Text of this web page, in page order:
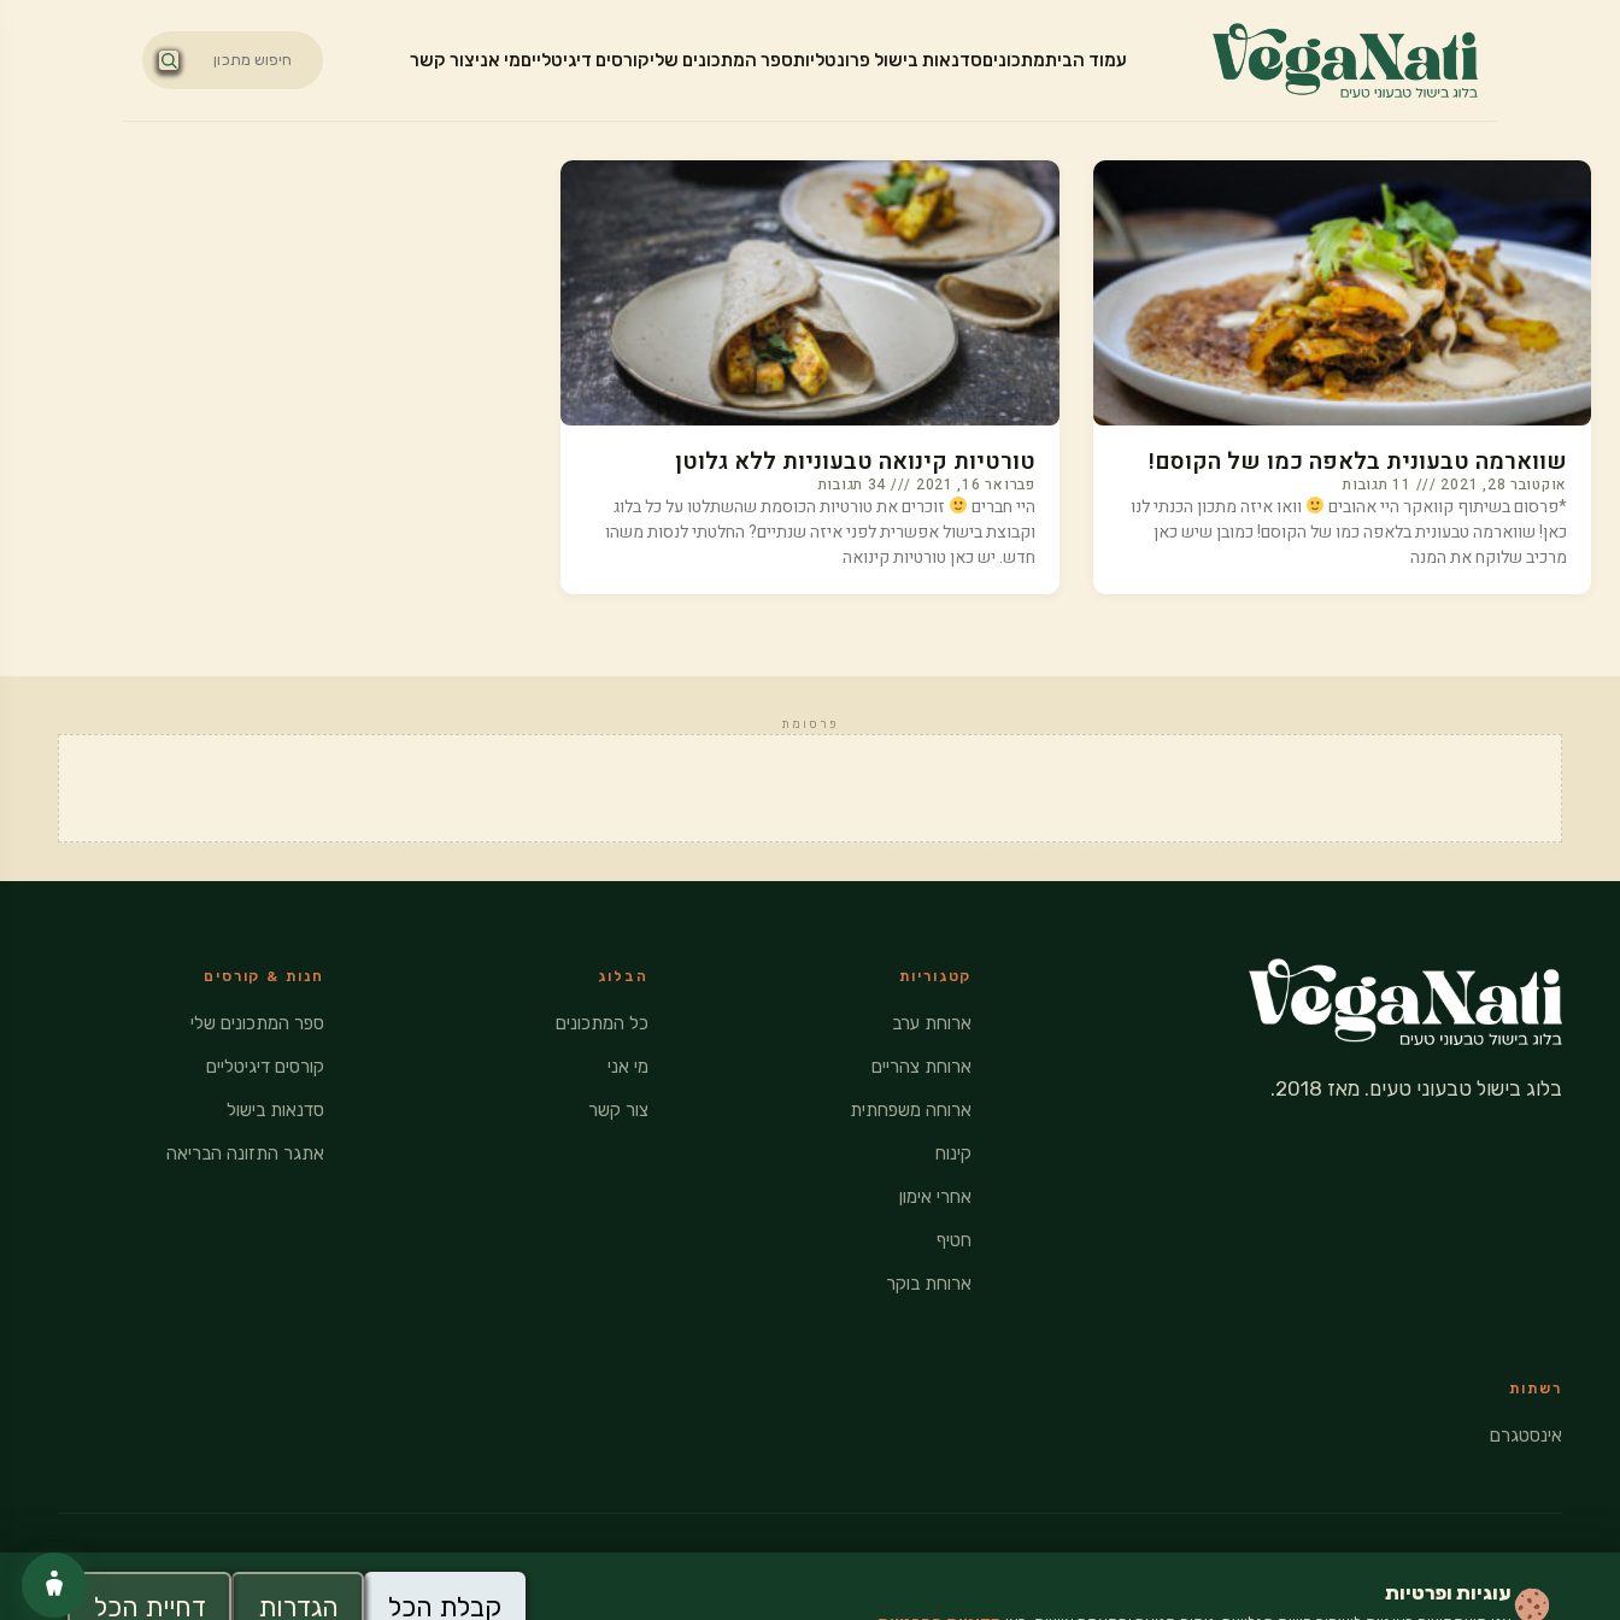
עמוד הביתמתכוניםסדנאות בישול פרונטליותספר המתכונים שליקורסים דיגיטלייםמי אניצור קשר
שווארמה טבעונית בלאפה כמו של הקוסם!
אוקטובר 28, 2021
*פרסום בשיתוף קוואקר היי אהובים
וואו איזה מתכון הכנתי לנו
כאן! שווארמה טבעונית בלאפה כמו של הקוסם! כמובן שיש כאן
מרכיב שלוקח את המנה
טורטיות קינואה טבעוניות ללא גלוטן
פברואר 16, 2021
היי חברים
זוכרים את טורטיות הכוסמת שהשתלטו על כל בלוג
וקבוצת בישול אפשרית לפני איזה שנתיים? החלטתי לנסות משהו
חדש. יש כאן טורטיות קינואה
פרסומת
בלוג בישול טבעוני טעים. מאז 2018.
קטגוריות
ארוחת ערב
ארוחת צהריים
ארוחה משפחתית
קינוח
אחרי אימון
חטיף
ארוחת בוקר
הבלוג
כל המתכונים
מי אני
צור קשר
חנות & קורסים
ספר המתכונים שלי
קורסים דיגיטליים
סדנאות בישול
אתגר התזונה הבריאה
רשתות
אינסטגרם
מדיניות פרטיות
עוגיות ופרטיות קבלת הכל הגדרות דחיית הכל